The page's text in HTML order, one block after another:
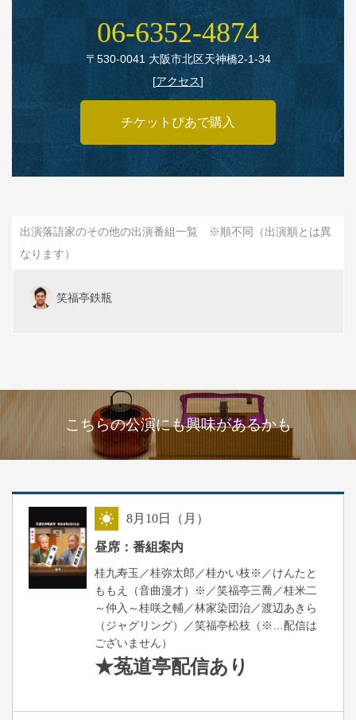
06‑6352‑4874
〒530‑0041 大阪市北区天神橋2‑1‑34
[アクセス]
チケットぴあで購入
出演落語家のその他の出演番組一覧 ※順不同（出演順とは異
なります）
笑福亭鉄瓶
こちらの公演にも興味があるかも
8月 10日（月）
昼席：番組案内
桂九寿玉／桂弥太郎／桂かい枝※／けんたと
ももえ（音曲漫才）※／笑福亭三喬／桂米二
～仲入～桂咲之輔／林家染団治／渡辺あきら
（ジャグリング）／笑福亭松枝（※…配信は
ございません）
★菟道亭配信あり